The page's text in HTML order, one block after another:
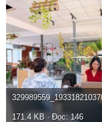
171.4 KB · Đọc: 146